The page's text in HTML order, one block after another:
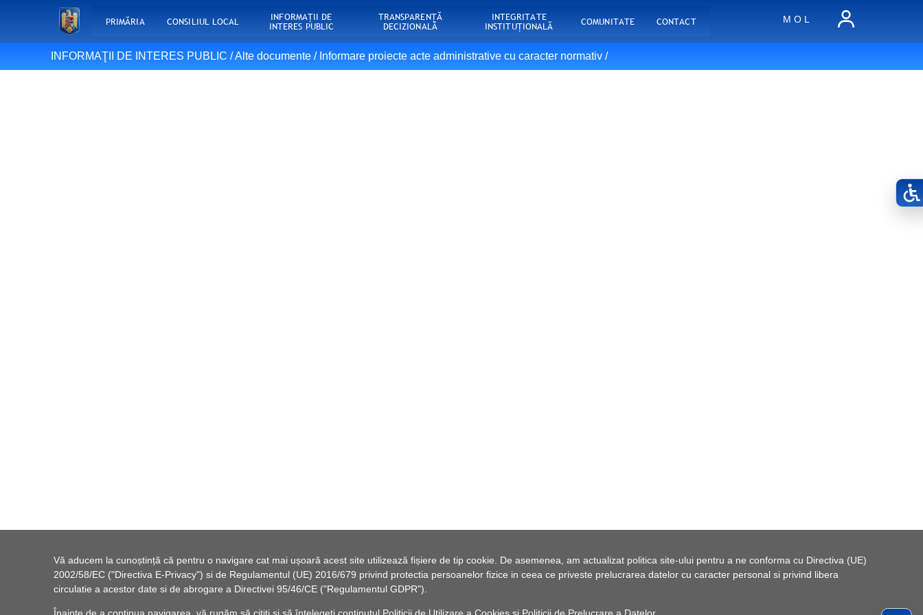
Vă aducem la cunoștință că pentru o navigare cat mai ușoară acest site utilizează fișiere de tip cookie. De asemenea, am actualizat politica site-ului pentru a ne conforma cu Directiva (UE)
2002/58/EC ("Directiva E-Privacy") si de Regulamentul (UE) 2016/679 privind protectia persoanelor fizice in ceea ce priveste prelucrarea datelor cu caracter personal si privind libera
circulatie a acestor date si de abrogare a Directivei 95/46/CE ("Regulamentul GDPR").
PRIMĂRIA CONSILIUL LOCAL INFORMAŢII DE
INTERES PUBLIC
TRANSPARENȚĂ
DECIZIONALĂ
INTEGRITATE
INSTITUȚIONALĂ COMUNITATE CONTACT M O L
INFORMAŢII DE INTERES PUBLIC /Alte documente / Informare proiecte acte administrative cu caracter normativ /